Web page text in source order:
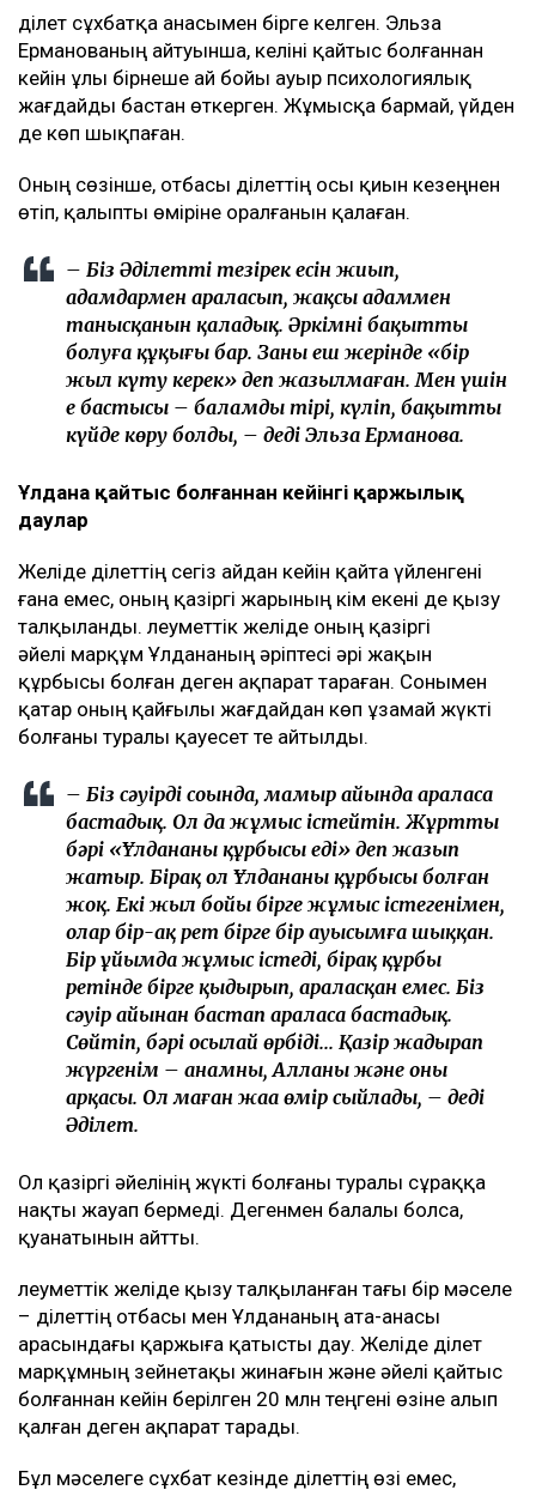
Әділет сұхбатқа анасымен бірге келген. Эльза
Ерманованың айтуынша, келіні қайтыс болғаннан
кейін ұлы бірнеше ай бойы ауыр психологиялық
жағдайды бастан өткерген. Жұмысқа бармай, үйден
де көп шықпаған.
Оның сөзінше, отбасы Әділеттің осы қиын кезеңнен
өтіп, қалыпты өміріне оралғанын қалаған.
– Біз Әділеттің тезірек есін жиып,
адамдармен араласып, жақсы адаммен
танысқанын қаладық. Әркімнің бақытты
болуға құқығы бар. Заңның еш жерінде «бір
жыл күту керек» деп жазылмаған. Мен үшін
ең бастысы – баламды тірі, күліп, бақытты
күйде көру болды, – деді Эльза Ерманова.
Ұлдана қайтыс болғаннан кейінгі қаржылық
даулар
Желіде Әділеттің сегіз айдан кейін қайта үйленгені
ғана емес, оның қазіргі жарының кім екені де қызу
талқыланды. Әлеуметтік желіде оның қазіргі
әйелі марқұм Ұлдананың әріптесі әрі жақын
құрбысы болған деген ақпарат тараған. Сонымен
қатар оның қайғылы жағдайдан көп ұзамай жүкті
болғаны туралы қауесет те айтылды.
– Біз сәуірдің соңында, мамыр айында араласа
бастадық. Ол да жұмыс істейтін. Жұрттың
бәрі «Ұлдананың құрбысы еді» деп жазып
жатыр. Бірақ ол Ұлдананың құрбысы болған
жоқ. Екі жыл бойы бірге жұмыс істегенімен,
олар бір-ақ рет бірге бір ауысымға шыққан.
Бір ұйымда жұмыс істеді, бірақ құрбы
ретінде бірге қыдырып, араласқан емес. Біз
сәуір айынан бастап араласа бастадық.
Сөйтіп, бәрі осылай өрбіді... Қазір жадырап
жүргенім – анамның, Алланың және оның
арқасы. Ол маған жаңа өмір сыйлады, – деді
Әділет.
Ол қазіргі әйелінің жүкті болғаны туралы сұраққа
нақты жауап бермеді. Дегенмен балалы болса,
қуанатынын айтты.
Әлеуметтік желіде қызу талқыланған тағы бір мәселе
– Әділеттің отбасы мен Ұлдананың ата-анасы
арасындағы қаржыға қатысты дау. Желіде Әділет
марқұмның зейнетақы жинағын және әйелі қайтыс
болғаннан кейін берілген 20 млн теңгені өзіне алып
қалған деген ақпарат тарады.
Бұл мәселеге сұхбат кезінде Әділеттің өзі емес,